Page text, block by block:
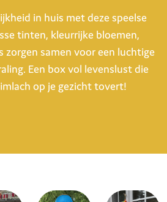
in huis met deze speelse
tinten, kleurrijke bloemen,
zorgen samen voor een luchtige
Een box vol levenslust die
op je gezicht tovert!